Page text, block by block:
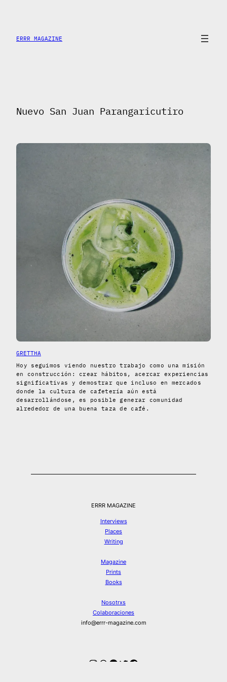
contenido
ERRR MAGAZINE
Nuevo San Juan Parangaricutiro
GRETTHA
Hoy seguimos viendo nuestro trabajo como una misión
en construcción: crear hábitos, acercar experiencias
significativas y demostrar que incluso en mercados
donde la cultura de cafetería aún está
desarrollándose, es posible generar comunidad
alrededor de una buena taza de café.
ERRR MAGAZINE
Interviews
Places
Writing
Magazine
Prints
Books
Nosotrxs
Colaboraciones
info@errr-magazine.com
Instagram
HilosSpotify
Twitter
Facebook